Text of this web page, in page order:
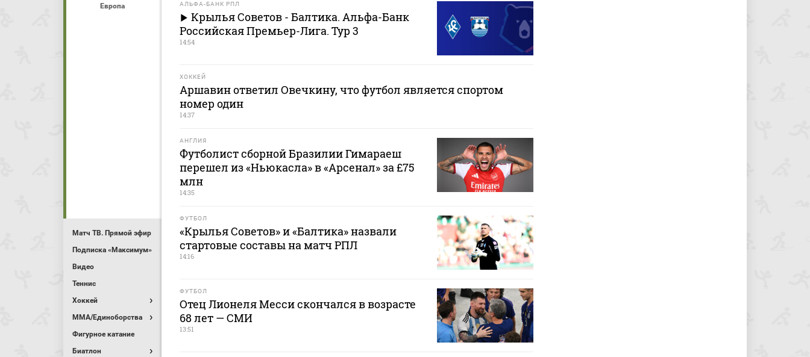
Европа
Матч ТВ. Прямой эфир
Подписка «Максимум»
Видео
Теннис
Хоккей
MMA/Единоборства
Фигурное катание
Биатлон
АЛЬФА-БАНК РПЛ
Крылья Советов - Балтика. Альфа-Банк
Российская Премьер-Лига. Тур 3
14:54
ХОККЕЙ
Аршавин ответил Овечкину, что футбол является спортом
номер один
14:37
АНГЛИЯ
Футболист сборной Бразилии Гимараеш
перешел из «Ньюкасла» в «Арсенал» за £75
млн
14:35
ФУТБОЛ
«Крылья Советов» и «Балтика» назвали
стартовые составы на матч РПЛ
14:16
ФУТБОЛ
Отец Лионеля Месси скончался в возрасте
68 лет — СМИ
13:51